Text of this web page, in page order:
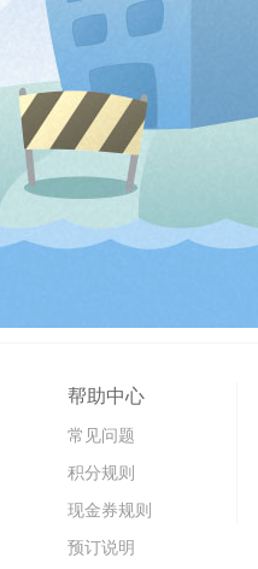
帮助中心
常见问题
积分规则
现金券规则
预订说明